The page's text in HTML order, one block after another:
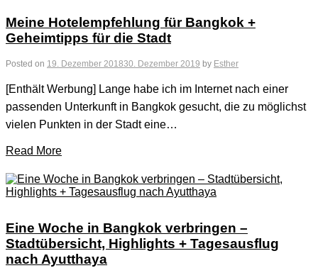
Meine Hotelempfehlung für Bangkok +
Geheimtipps für die Stadt
Posted on 19. Dezember 201830. Dezember 2019 by Esther
[Enthält Werbung] Lange habe ich im Internet nach einer
passenden Unterkunft in Bangkok gesucht, die zu möglichst
vielen Punkten in der Stadt eine…
Read More
Eine Woche in Bangkok verbringen –
Stadtübersicht, Highlights + Tagesausflug
nach Ayutthaya